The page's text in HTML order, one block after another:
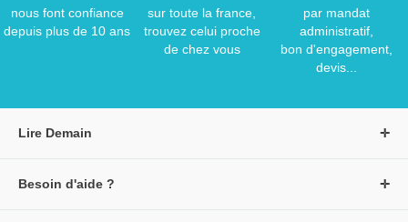
nous font confiance
depuis plus de 10 ans
sur toute la france,
trouvez celui proche
de chez vous
par mandat
administratif,
bon d'engagement,
devis...
Lire Demain
Besoin d'aide ?